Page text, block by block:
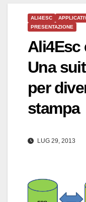
ALI4ESC
PRESENTAZIONE
Ali4Esc
Una
per
stampa
LUG 29, 2013